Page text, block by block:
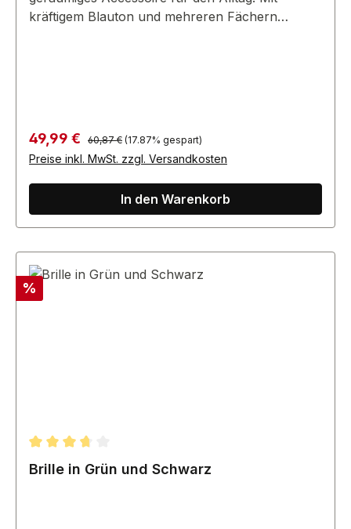
kräftigem Blauton und mehreren Fächern
Verkaufspreis:
49,99 € Regulärer Preis:
60,87 € (17.87% gespart)
Preise inkl. MwSt. zzgl. Versandkosten
In den Warenkorb
Rabatt
%
Durchschnittliche Bewertung von 3.67 von 5 Sternen
Brille in Grün und Schwarz